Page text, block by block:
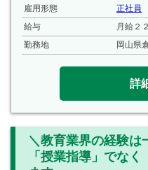
雇用形態
正社員
給与
月給２
勤務地
岡山県
詳
＼教育業界の経験は
「授業指導」でな